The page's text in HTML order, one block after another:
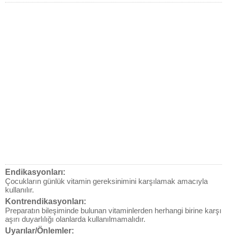
Endikasyonları:
Çocukların günlük vitamin gereksinimini karşılamak amacıyla
kullanılır.
Kontrendikasyonları:
Preparatın bileşiminde bulunan vitaminlerden herhangi birine karşı
aşırı duyarlılığı olanlarda kullanılmamalıdır.
Uyarılar/Önlemler: